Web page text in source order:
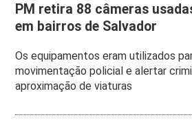
PM retira 88 câmeras
em bairros de Salvador
Os equipamentos eram utilizados
movimentação policial e alertar
aproximação de viaturas